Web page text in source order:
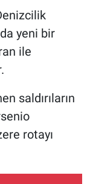
yeni bir
ile
saldırıların
rotayı